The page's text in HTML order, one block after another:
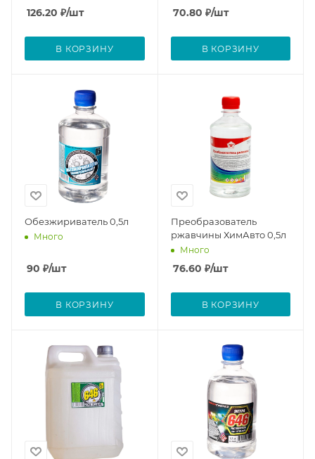
126.20 ₽/шт
В КОРЗИНУ
70.80 ₽/шт
В КОРЗИНУ
Обезжириватель 0,5л
Много
90 ₽/шт
В КОРЗИНУ
Преобразователь
ржавчины ХимАвто 0,5л
Много
76.60 ₽/шт
В КОРЗИНУ